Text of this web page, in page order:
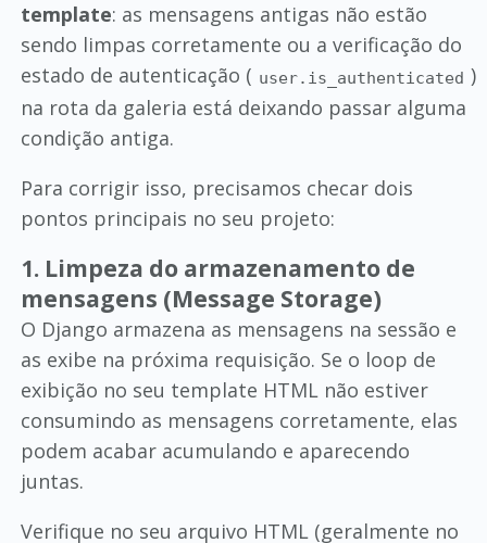
template: as mensagens antigas não estão
sendo limpas corretamente ou a verificação do
estado de autenticação ( user.is_authenticated )
na rota da galeria está deixando passar alguma
condição antiga.
Para corrigir isso, precisamos checar dois
pontos principais no seu projeto:
1. Limpeza do armazenamento de
mensagens (Message Storage)
O Django armazena as mensagens na sessão e
as exibe na próxima requisição. Se o loop de
exibição no seu template HTML não estiver
consumindo as mensagens corretamente, elas
podem acabar acumulando e aparecendo
juntas.
Verifique no seu arquivo HTML (geralmente no